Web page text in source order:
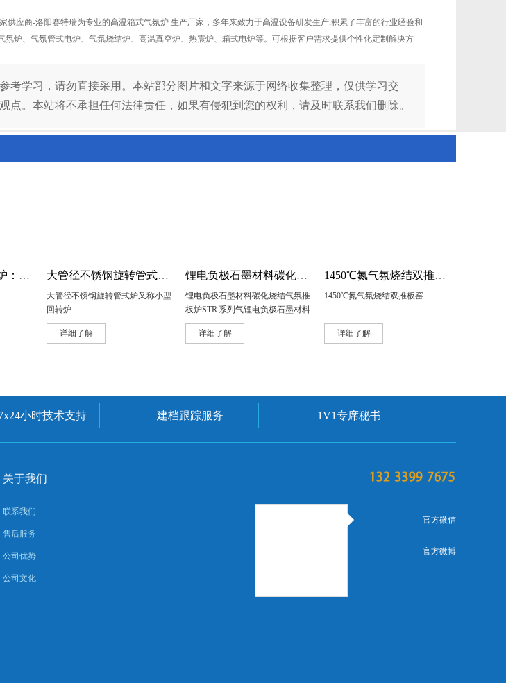
供应商-洛阳赛特瑞为专业的高温箱式气氛炉 生产厂家，多年来致力于高温设备研发生产,积累了丰富的行业经验和
炉、气氛管式电炉、气氛烧结炉、高温真空炉、热震炉、箱式电炉等。可根据客户需求提供个性化定制解决方
考学习，请勿直接采用。本站部分图片和文字来源于网络收集整理，仅供学习交
点。本站将不承担任何法律责任，如果有侵犯到您的权利，请及时联系我们删除。
带蒸汽发生器管式炉：活性炭管式炉 大管径不锈钢旋转管式炉：小型回转炉
大管径不锈钢旋转管式炉又称小型
回转炉..
详细了解
锂电负极石墨材料碳化烧结气氛推板炉
锂电负极石墨材料碳化烧结气氛推
板炉STR 系列气锂电负极石墨材料
碳化烧结气氛推板炉适用于锂电负
极石墨材料的碳化烧结，工厂大批
详细了解
1450℃氮气氛烧结双推板窑
1450℃氮气氛烧结双推板窑..
详细了解
小时技术支持 建档跟踪服务 1V1专席秘书
关于我们
联系我们
售后服务
公司优势
公司文化
官方微信
官方微博